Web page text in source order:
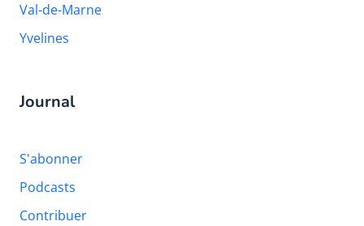
Val-de-Marne
Yvelines
Journal
S'abonner
Podcasts
Contribuer